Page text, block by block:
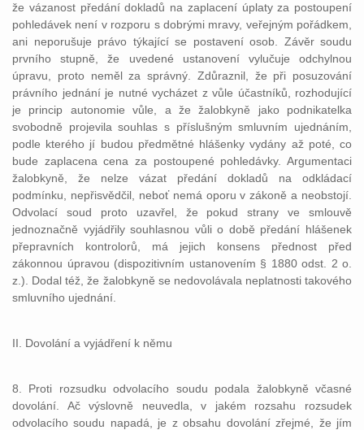
že vázanost předání dokladů na zaplacení úplaty za postoupení
pohledávek není v rozporu s dobrými mravy, veřejným pořádkem,
ani neporušuje právo týkající se postavení osob. Závěr soudu
prvního stupně, že uvedené ustanovení vylučuje odchylnou
úpravu, proto neměl za správný. Zdůraznil, že při posuzování
právního jednání je nutné vycházet z vůle účastníků, rozhodující
je princip autonomie vůle, a že žalobkyně jako podnikatelka
svobodně projevila souhlas s příslušným smluvním ujednáním,
podle kterého jí budou předmětné hlášenky vydány až poté, co
bude zaplacena cena za postoupené pohledávky. Argumentaci
žalobkyně, že nelze vázat předání dokladů na odkládací
podmínku, nepřisvědčil, neboť nemá oporu v zákoně a neobstojí.
Odvolací soud proto uzavřel, že pokud strany ve smlouvě
jednoznačně vyjádřily souhlasnou vůli o době předání hlášenek
přepravních kontrolorů, má jejich konsens přednost před
zákonnou úpravou (dispozitivním ustanovením § 1880 odst. 2 o.
z.). Dodal též, že žalobkyně se nedovolávala neplatnosti takového
smluvního ujednání.
II. Dovolání a vyjádření k němu
8. Proti rozsudku odvolacího soudu podala žalobkyně včasné
dovolání. Ač výslovně neuvedla, v jakém rozsahu rozsudek
odvolacího soudu napadá, je z obsahu dovolání zřejmé, že jím